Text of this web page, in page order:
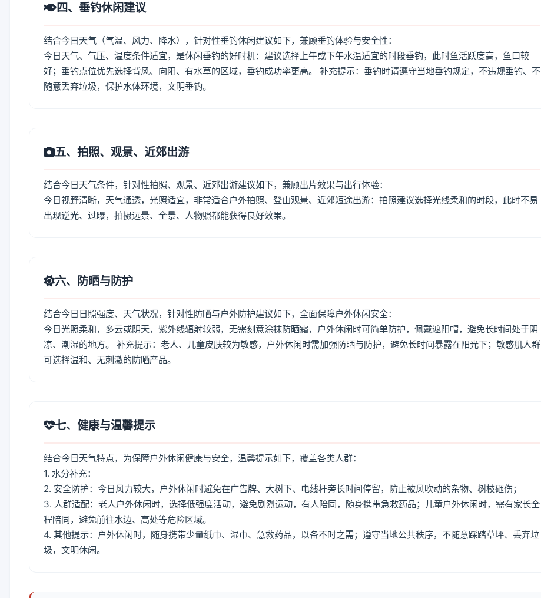
四、垂钓休闲建议
结合今日天气（气温、风力、降水），针对性垂钓休闲建议如下，兼顾垂钓体验与安全性：
今日天气、气压、温度条件适宜，是休闲垂钓的好时机：建议选择上午或下午水温适宜的时段垂钓，此时鱼活跃度高，鱼口较
好；垂钓点位优先选择背风、向阳、有水草的区域，垂钓成功率更高。 补充提示：垂钓时请遵守当地垂钓规定，不违规垂钓、不
随意丢弃垃圾，保护水体环境，文明垂钓。
五、拍照、观景、近郊出游
结合今日天气条件，针对性拍照、观景、近郊出游建议如下，兼顾出片效果与出行体验：
今日视野清晰，天气通透，光照适宜，非常适合户外拍照、登山观景、近郊短途出游：拍照建议选择光线柔和的时段，此时不易
出现逆光、过曝，拍摄远景、全景、人物照都能获得良好效果。
六、防晒与防护
结合今日日照强度、天气状况，针对性防晒与户外防护建议如下，全面保障户外休闲安全：
今日光照柔和，多云或阴天，紫外线辐射较弱，无需刻意涂抹防晒霜，户外休闲时可简单防护，佩戴遮阳帽，避免长时间处于阴
凉、潮湿的地方。 补充提示：老人、儿童皮肤较为敏感，户外休闲时需加强防晒与防护，避免长时间暴露在阳光下；敏感肌人群
可选择温和、无刺激的防晒产品。
七、健康与温馨提示
结合今日天气特点，为保障户外休闲健康与安全，温馨提示如下，覆盖各类人群：
1. 水分补充：
2. 安全防护：今日风力较大，户外休闲时避免在广告牌、大树下、电线杆旁长时间停留，防止被风吹动的杂物、树枝砸伤；
3. 人群适配：老人户外休闲时，选择低强度活动，避免剧烈运动，有人陪同，随身携带急救药品；儿童户外休闲时，需有家长全
程陪同，避免前往水边、高处等危险区域。
4. 其他提示：户外休闲时，随身携带少量纸巾、湿巾、急救药品，以备不时之需；遵守当地公共秩序，不随意踩踏草坪、丢弃垃
圾，文明休闲。